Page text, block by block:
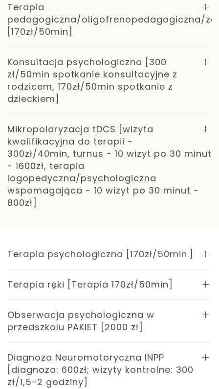
Terapia
pedagogiczna/oligofrenopedagogiczna/
[170zł/50min]
Konsultacja psychologiczna [300
zł/50min spotkanie konsultacyjne z
rodzicem, 170zł/50min spotkanie z
dzieckiem]
Mikropolaryzacja tDCS [wizyta
kwalifikacyjna do terapii -
300zł/40min, turnus - 10 wizyt po 30 minut
- 1600zł, terapia
logopedyczna/psychologiczna
wspomagająca - 10 wizyt po 30 minut -
800zł]
Terapia psychologiczna [170zł/50min.]
Terapia ręki [Terapia 170zł/50min]
Obserwacja psychologiczna w
przedszkolu PAKIET [2000 zł]
Diagnoza Neuromotoryczna INPP
[diagnoza: 600zł; wizyty kontrolne: 300
zł/1,5-2 godziny]